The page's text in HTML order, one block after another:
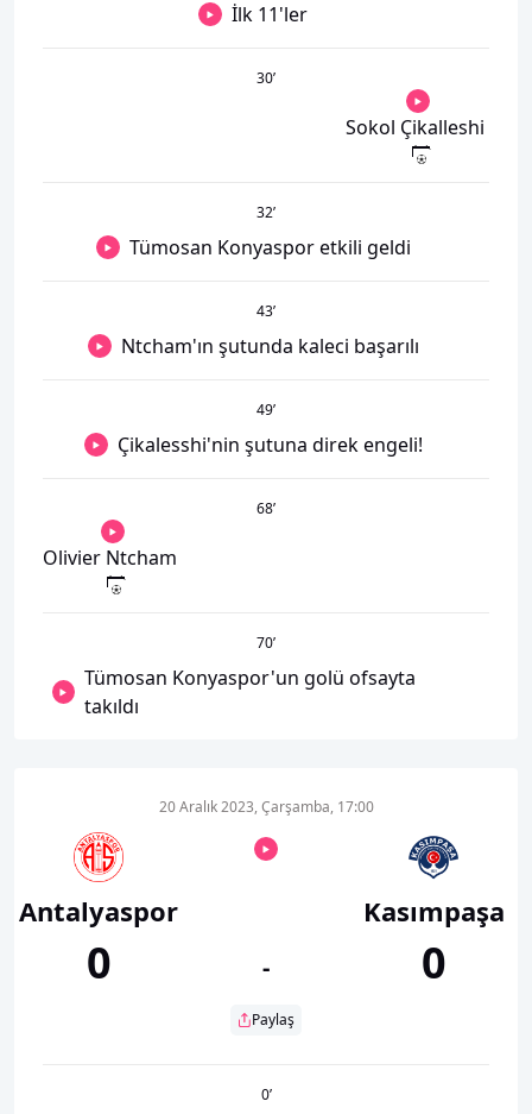
İlk 11'ler
30’
Sokol Çikalleshi
32’
Tümosan Konyaspor etkili geldi
43’
Ntcham'ın şutunda kaleci başarılı
49’
Çikalesshi'nin şutuna direk engeli!
68’
Olivier Ntcham
70’
Tümosan Konyaspor'un golü ofsayta
takıldı
Antalyaspor
0
20 Aralık 2023, Çarşamba, 17:00
-
Paylaş
Kasımpaşa
0
0’